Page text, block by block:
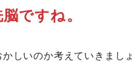
ですね。
しいのか考えていきまし